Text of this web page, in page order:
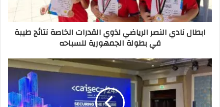
ابطال نادي النصر الرياضي لذوي القدرات الخاصة نتائج طيبة
في بطولة الجمهورية للسباحه